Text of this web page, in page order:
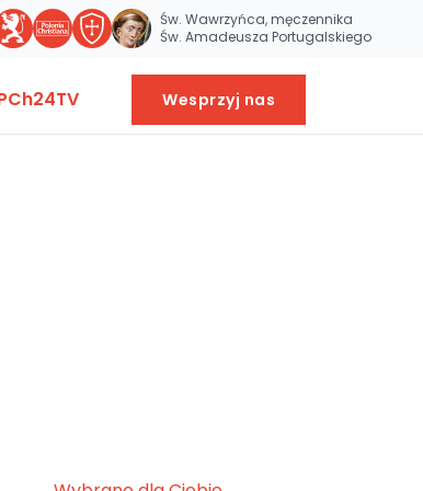
Św. Wawrzyńca, męczennika
Św. Amadeusza Portugalskiego
Wesprzyj nas